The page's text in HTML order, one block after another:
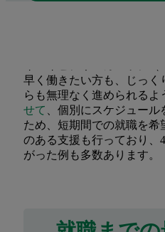
早く働きたい方も、じっく
らも無理なく進められるよ
せて
、個別にスケジュー
ため、短期間での就職を
のある支援も行っており、
がった例も多数あります。